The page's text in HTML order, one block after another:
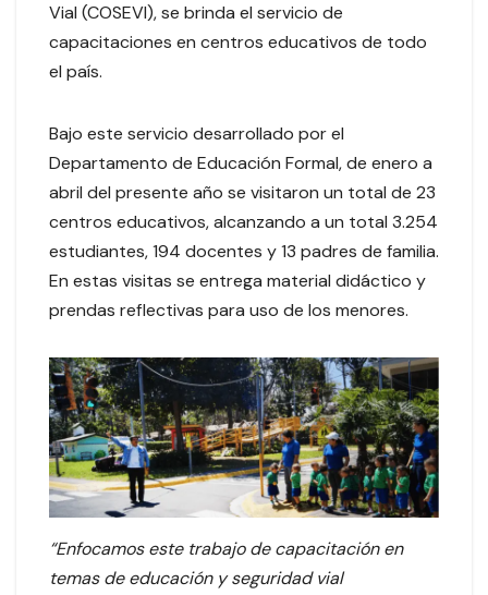
Vial (COSEVI), se brinda el servicio de
capacitaciones en centros educativos de todo
el país.
Bajo este servicio desarrollado por el
Departamento de Educación Formal, de enero a
abril del presente año se visitaron un total de 23
centros educativos, alcanzando a un total 3.254
estudiantes, 194 docentes y 13 padres de familia.
En estas visitas se entrega material didáctico y
prendas reflectivas para uso de los menores.
“Enfocamos este trabajo de capacitación en
temas de educación y seguridad vial